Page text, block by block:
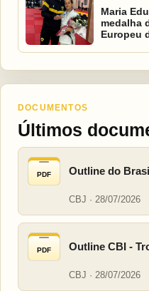
Maria
medalha
Europeu
DOCUMENTOS
Últimos
PDF Outline do
CBJ · 28/07/2026
PDF Outline CBI -
CBJ · 28/07/2026